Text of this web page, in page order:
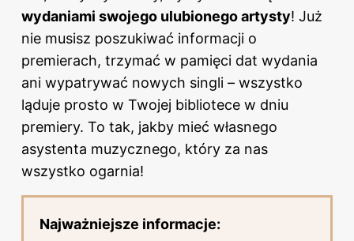
wydaniami swojego ulubionego artysty! Już
nie musisz poszukiwać informacji o
premierach, trzymać w pamięci dat wydania
ani wypatrywać nowych singli – wszystko
ląduje prosto w Twojej bibliotece w dniu
premiery. To tak, jakby mieć własnego
asystenta muzycznego, który za nas
wszystko ogarnia!
Najważniejsze informacje: